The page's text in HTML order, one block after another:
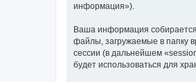
информация»).
Ваша информация
файлы, загружаемые в папку
сессии (в дальнейшем
будет использоваться для